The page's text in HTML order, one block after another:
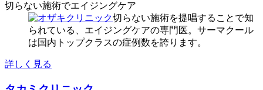
切らない施術でエイジングケア
切らない施術を提唱することで知
られている、エイジングケアの専門医。サーマクール
は国内トップクラスの症例数を誇ります。
詳しく見る